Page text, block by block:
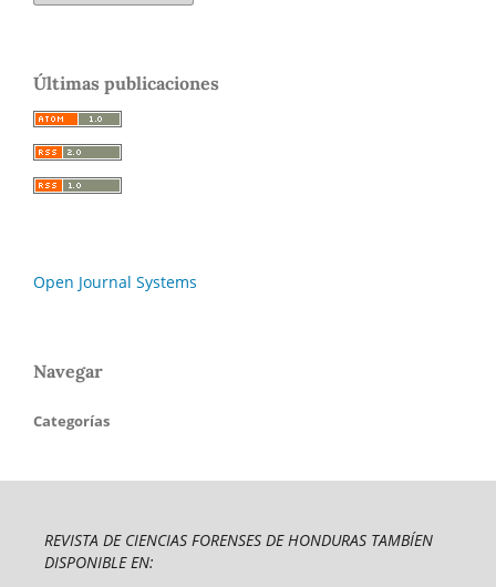
Últimas publicaciones
Open Journal Systems
Navegar
Categorías
REVISTA DE CIENCIAS FORENSES DE HONDURAS TAMBÍEN
DISPONIBLE EN: